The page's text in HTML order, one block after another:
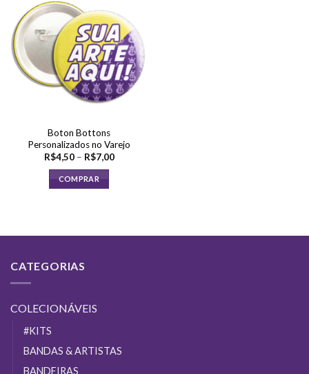
Boton Bottons
Personalizados no Varejo
R$4,50 – R$7,00Faixa
COMPRAR
várias
As
ser
página
CATEGORIAS
COLECIONÁVEIS
#KITS
BANDAS & ARTISTAS
BANDEIRAS